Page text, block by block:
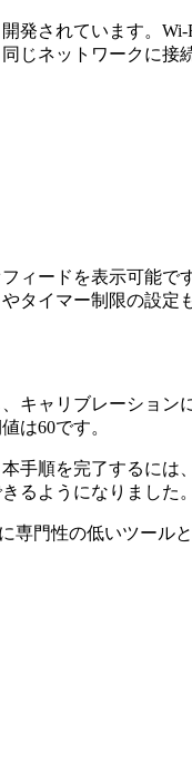
されています。
じネットワークに
ィードを表示可能
タイマー制限の設定
キャリブレーショ
は60です。
手順を完了するに
るようになりました。
門性の低いツール